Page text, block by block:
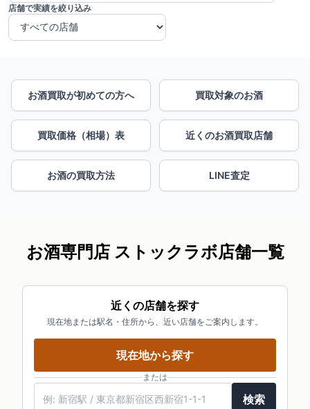
店舗で実績を絞り込み
お酒買取が初めての方へ 買取対象のお酒
買取価格（相場）表 近くのお酒買取店舗
お酒の買取方法 LINE査定
お酒専門店 ストックラボ店舗一覧
近くの店舗を探す
現在地または駅名・住所から、近い店舗をご案内します。
現在地から探す
または
検索